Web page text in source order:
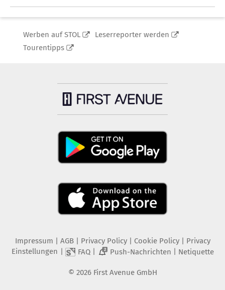
Werben auf STOL
Leserreporter werden
Tourentipps
Impressum AGB Privacy Policy| Cookie Policy| Privacy
Einstellungen
FAQ| 2 Push-Nachrichten Netiquette
© 2026 First Avenue GmbH